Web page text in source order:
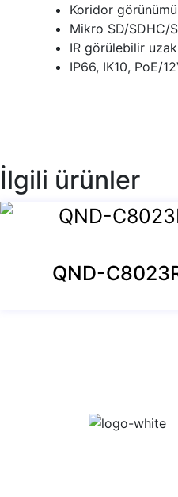
Koridor
Mikro SD/SDHC/
IR görülebilir
IP66, IK10, PoE/
İlgili ürünler
QND-
kurumlarla